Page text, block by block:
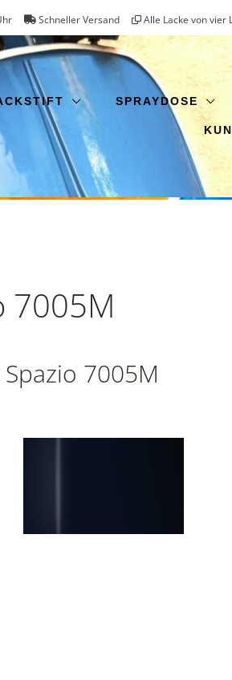
Schneller Versand Alle Lacke von vier
SPRAYDOSE
7005M
7005M